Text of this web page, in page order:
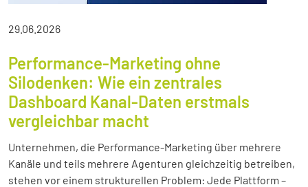
29.06.2026
Performance-Marketing ohne
Silodenken: Wie ein zentrales
Dashboard Kanal-Daten erstmals
vergleichbar macht
Unternehmen, die Performance-Marketing über mehrere
Kanäle und teils mehrere Agenturen gleichzeitig betreiben,
stehen vor einem strukturellen Problem: Jede Plattform –